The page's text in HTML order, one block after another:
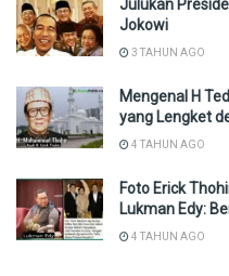
Julukan
Jokowi
3 TAHUN AGO
Mengenal H
yang Lengket
4 TAHUN AGO
Foto Erick
Lukman Edy:
4 TAHUN AGO